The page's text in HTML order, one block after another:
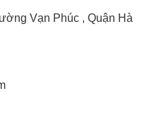
Vạn Phúc , Quận Hà